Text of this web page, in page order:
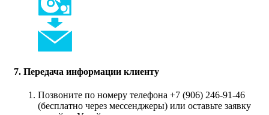
7. Передача информации клиенту
Позвоните по номеру телефона +7 (906) 246-91-46
(бесплатно через мессенджеры) или оставьте заявку